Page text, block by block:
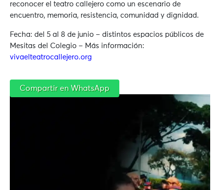
reconocer el teatro callejero como un escenario de
encuentro, memoria, resistencia, comunidad y dignidad.
Fecha: del 5 al 8 de junio – distintos espacios públicos de
Mesitas del Colegio – Más información:
vivaelteatrocallejero.org
Compartir en WhatsApp